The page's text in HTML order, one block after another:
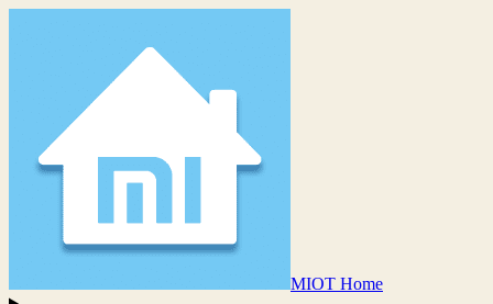
MIOT Home